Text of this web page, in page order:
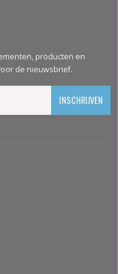
producten en
de nieuwsbrief.
INSCHRIJVEN